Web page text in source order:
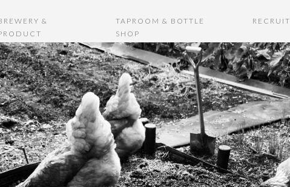
&
TAPROOM & BOTTLE
SHOP
RECRUIT